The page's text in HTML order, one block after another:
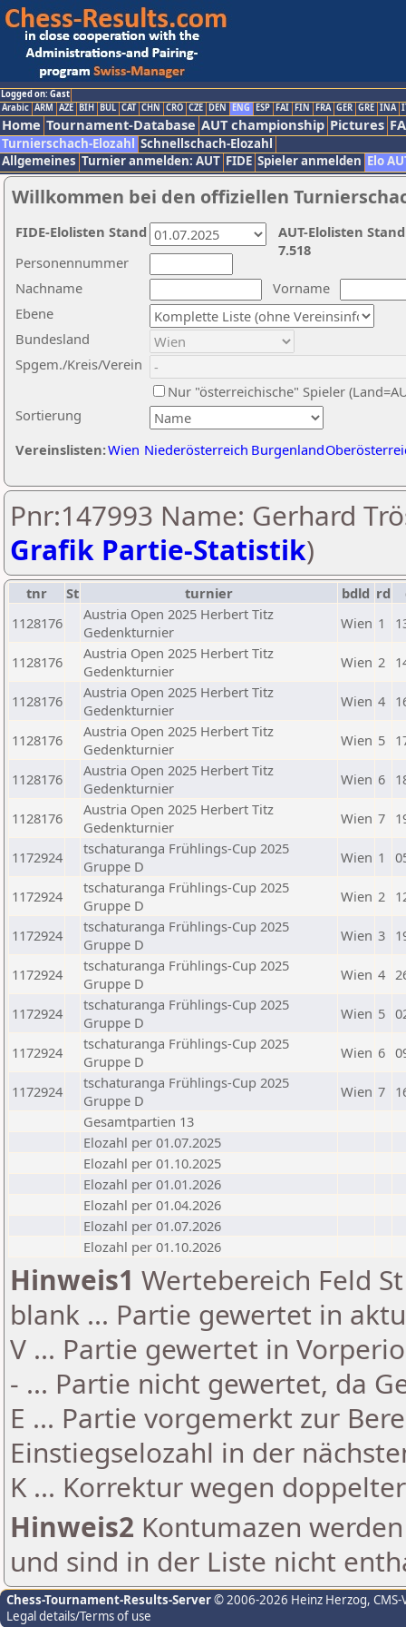
Logged on: Gast
Arabic ARM AZE BIH BUL CAT CHN CRO CZE DEN ENG ESP FAI FIN FRA GER GRE INA
Home Tournament-Database AUT championship Pictures
Turnierschach-Elozahl Schnellschach-Elozahl
Allgemeines Turnier anmelden: AUT FIDE Spieler anmelden Elo
Willkommen bei den offiziellen
Nachname
Vorname
Ebene
Sortierung
Personennummer
Bundesland
Spgem./Kreis/Verein
Nur "österreichische" Spieler
Vereinslisten:Wien Niederösterreich Burgenland
AUT-Elolisten
7.518
FIDE-Elolisten Stand
Pnr:147993 Name: Gerhard
Grafik Partie-Statistik)
tnr St turnier bdld rd
1128176
Austria Open 2025 Herbert Titz
Gedenkturnier
Wien 1
1128176
Austria Open 2025 Herbert Titz
Gedenkturnier
Wien 2
1128176
Austria Open 2025 Herbert Titz
Gedenkturnier
Wien 4
1128176
Austria Open 2025 Herbert Titz
Gedenkturnier
Wien 5
1128176
Austria Open 2025 Herbert Titz
Gedenkturnier
Wien 6
1128176
Austria Open 2025 Herbert Titz
Gedenkturnier
Wien 7
1172924
tschaturanga Frühlings-Cup 2025
Gruppe D
Wien 1
1172924
tschaturanga Frühlings-Cup 2025
Gruppe D
Wien 2
1172924
tschaturanga Frühlings-Cup 2025
Gruppe D
Wien 3
1172924
tschaturanga Frühlings-Cup 2025
Gruppe D
Wien 4
1172924
tschaturanga Frühlings-Cup 2025
Gruppe D
Wien 5
1172924
tschaturanga Frühlings-Cup 2025
Gruppe D
Wien 6
1172924
tschaturanga Frühlings-Cup 2025
Gruppe D
Wien 7
Gesamtpartien 13
Elozahl per 01.07.2025
Elozahl per 01.10.2025
Elozahl per 01.01.2026
Elozahl per 01.04.2026
Elozahl per 01.07.2026
Elozahl per 01.10.2026
Hinweis1 Wertebereich Feld
blank ... Partie gewertet in
V ... Partie gewertet in
- ... Partie nicht gewertet, da
E ... Partie vorgemerkt zur
Einstiegselozahl in der
K ... Korrektur wegen
Hinweis2 Kontumazen
und sind in der Liste nicht
Chess-Tournament-Results-Server© 2006-2026 Heinz Herzog,
Legal details/Terms of use